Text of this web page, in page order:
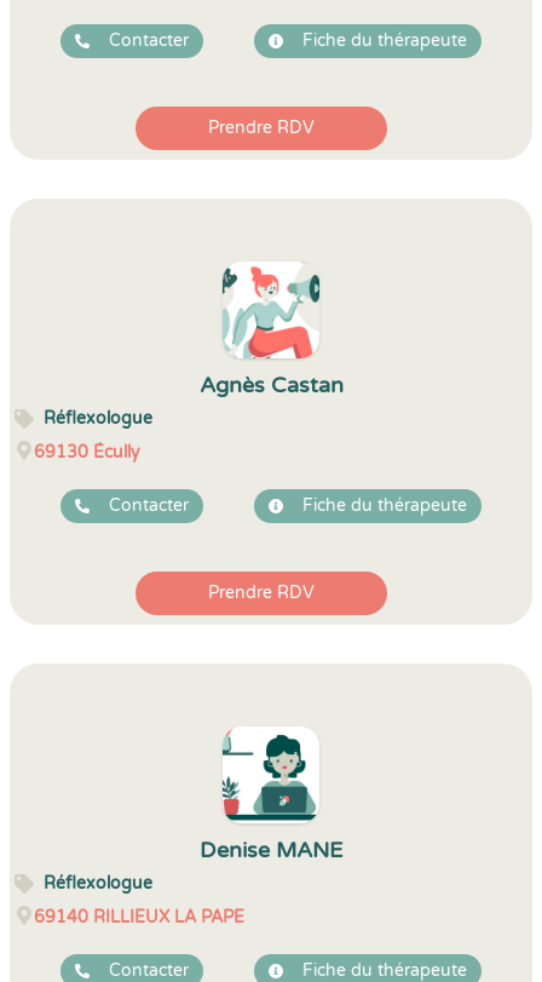
Contacter Fiche du thérapeute
Prendre RDV
Agnès Castan
Réflexologue
69130 Écully
Contacter Fiche du thérapeute
Prendre RDV
Denise MANE
Réflexologue
69140 RILLIEUX LA PAPE
Contacter Fiche du thérapeute